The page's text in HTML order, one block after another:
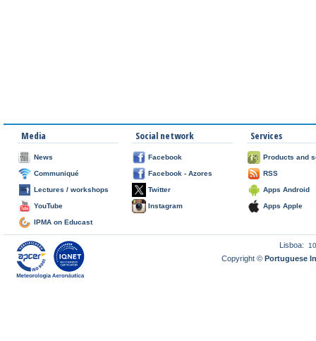
Media
News
Communiqué
Lectures / workshops
YouTube
IPMA on Educast
Social network
Facebook
Facebook - Azores
Twitter
Instagram
Services
Products and
RSS
Apps Android
Apps Apple
Lisboa:
Copyright ©Portuguese